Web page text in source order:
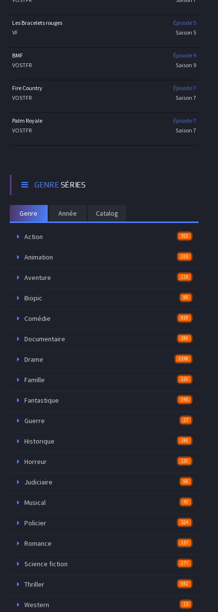
Les Bracelets rouges
VF
Épisode 5
Saison 5
BMF
VOSTFR
Épisode 9
Saison 9
Fire Country
VOSTFR
Épisode 7
Saison 7
Palm Royale
VOSTFR
Épisode 7
Saison 7
GENRE SÉRIES
Genre Année Catalog
Action 302
Animation 223
Aventure 219
Biopic 89
Comédie 929
Documentaire 289
Drame 2198
Famille 120
Fantastique 345
Guerre 27
Historique 190
Horreur 120
Judiciaire 66
Musical 43
Policier 524
Romance 157
Science fiction 277
Thriller 682
Western 15